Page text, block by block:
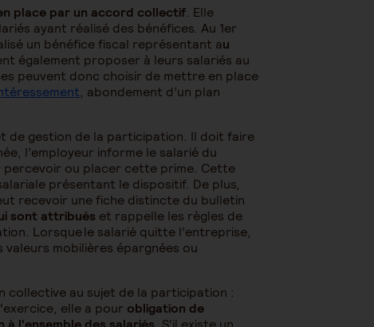
place par un accord collectif. Elle
ayant réalisé des bénéfices. Au 1er
un bénéfice fiscal représentant au
également proposer à leurs salariés au
peuvent donc choisir de mettre en place
, abondement d’un plan
de gestion de la participation. Il doit faire
l’employeur informe le salarié du
ou placer cette prime. Cette
présentant le dispositif. De plus,
recevoir une fiche distincte du bulletin
sont attribués et rappelle les règles de
Lorsque le salarié quitte l’entreprise,
valeurs mobilières épargnées ou
collective au sujet de la participation :
elle a pour obligation de